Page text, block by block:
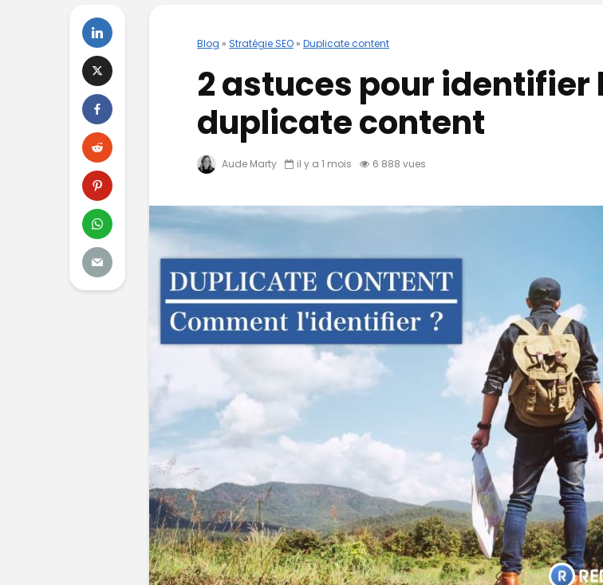
Blog » Stratégie SEO » Duplicate content
2 astuces pour identifier
duplicate content
Aude Marty il y a 1 mois 6 888 vues